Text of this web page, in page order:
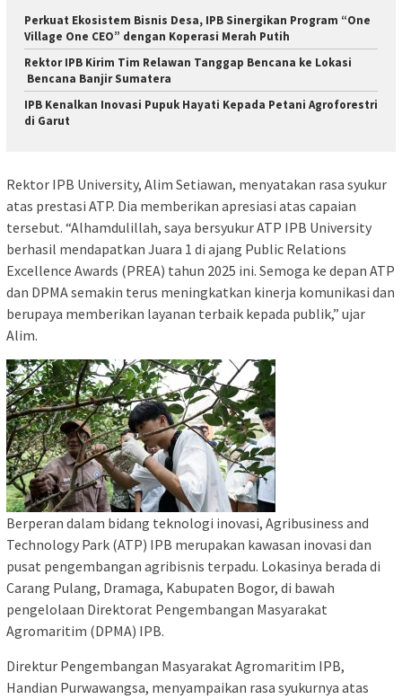
Perkuat Ekosistem Bisnis Desa, IPB Sinergikan Program “One
Village One CEO” dengan Koperasi Merah Putih
Rektor IPB Kirim Tim Relawan Tanggap Bencana ke Lokasi
Bencana Banjir Sumatera
IPB Kenalkan Inovasi Pupuk Hayati Kepada Petani Agroforestri
di Garut
Rektor IPB University, Alim Setiawan, menyatakan rasa syukur
atas prestasi ATP. Dia memberikan apresiasi atas capaian
tersebut. “Alhamdulillah, saya bersyukur ATP IPB University
berhasil mendapatkan Juara 1 di ajang Public Relations
Excellence Awards (PREA) tahun 2025 ini. Semoga ke depan ATP
dan DPMA semakin terus meningkatkan kinerja komunikasi dan
berupaya memberikan layanan terbaik kepada publik,” ujar
Alim.
Berperan dalam bidang teknologi inovasi, Agribusiness and
Technology Park (ATP) IPB merupakan kawasan inovasi dan
pusat pengembangan agribisnis terpadu. Lokasinya berada di
Carang Pulang, Dramaga, Kabupaten Bogor, di bawah
pengelolaan Direktorat Pengembangan Masyarakat
Agromaritim (DPMA) IPB.
Direktur Pengembangan Masyarakat Agromaritim IPB,
Handian Purwawangsa, menyampaikan rasa syukurnya atas